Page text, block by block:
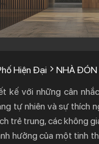
Hiện Đại
NHÀ ĐÓN
kế với những cân
tự nhiên và sự thích
trẻ trung, các không
hưởng của một tinh